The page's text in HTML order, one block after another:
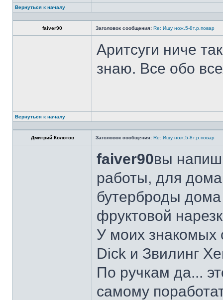
Вернуться к началу
faiver90 Заголовок сообщения: Re: Ищу нож.5-8т.р.повар
Аритсуги ниче
знаю. Все обо
Вернуться к началу
Дмитрий Колотов Заголовок сообщения: Re: Ищу нож.5-8т.р.повар
faiver90вы
работы, для
бутерброды дома
фруктовой
У моих знакомых
Dick и Звилинг
По ручкам да...
самому